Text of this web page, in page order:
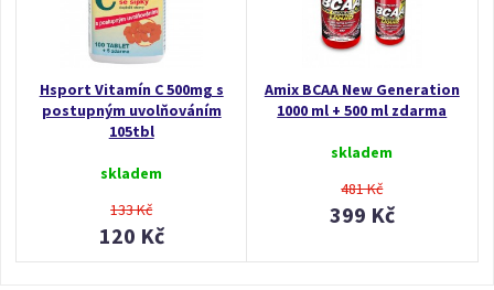
Hsport Vitamín C 500mg s
postupným uvolňováním
105tbl
skladem
133 Kč
120 Kč
Amix BCAA New Generation
1000 ml + 500 ml zdarma
skladem
481 Kč
399 Kč